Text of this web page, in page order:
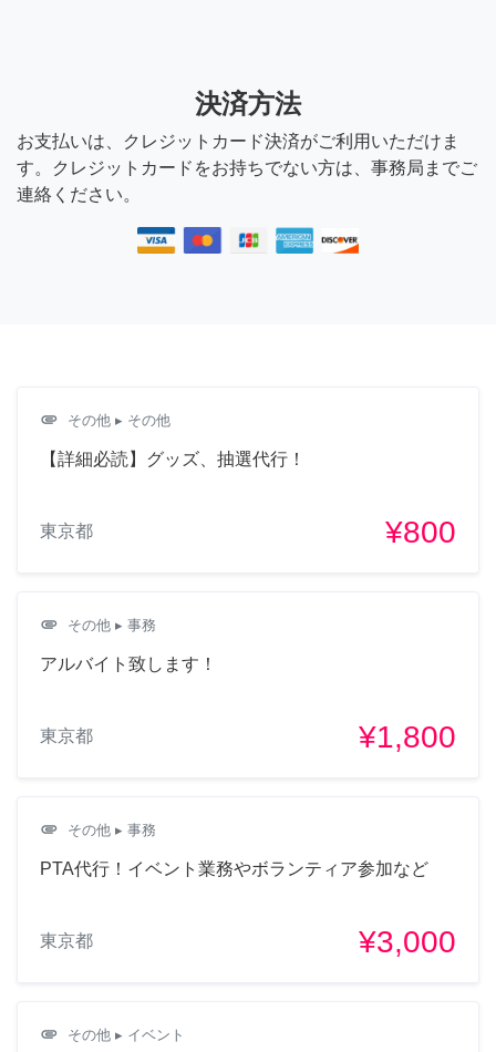
決済方法
お支払いは、クレジットカード決済がご利用いただけま
す。クレジットカードをお持ちでない方は、事務局までご
連絡ください。
attachment その他 ▸ その他
【詳細必読】グッズ、抽選代行！
東京都 ¥800
attachment その他 ▸ 事務
アルバイト致します！
東京都 ¥1,800
attachment その他 ▸ 事務
PTA代行！イベント業務やボランティア参加など
東京都 ¥3,000
attachment その他 ▸ イベント